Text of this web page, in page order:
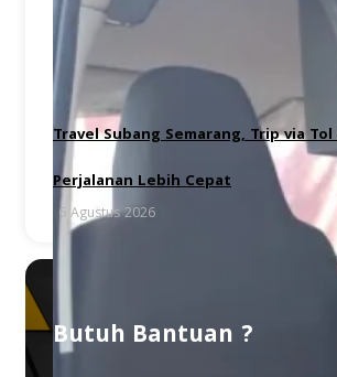
Travel Subang Semarang, Trip via
Perjalanan Lebih Cepat
6 Agustus 2026
Butuh Bantuan ?